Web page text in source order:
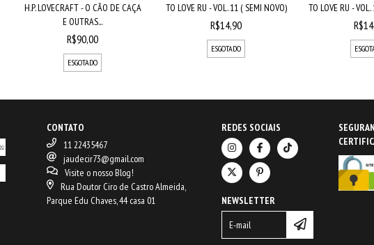
H.P. LOVECRAFT - O CÃO DE CAÇA
E OUTRAS...
R$90,00
ESGOTADO
TO LOVE RU - VOL. 11 ( SEMI NOVO)
R$14,90
ESGOTADO
TO LOVE RU -
CONTATO
11 22435467
jaudecir73@gmail.com
Visite o nosso Blog!
Rua Doutor Ciro de Castro Almeida,
Parque Edu Chaves, 44 casa 01
REDES SOCIAIS
NEWSLETTER